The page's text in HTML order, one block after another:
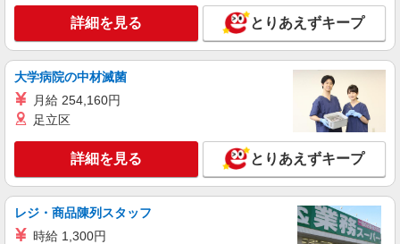
詳細を見る とりあえずキープ
大学病院の中材滅菌
月給 254,160円
足立区
詳細を見る とりあえずキープ
レジ・商品陳列スタッフ
時給 1,300円